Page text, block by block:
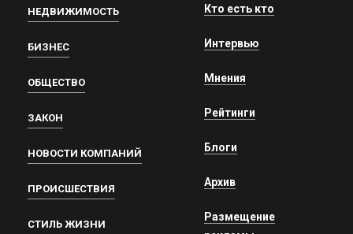
НЕДВИЖИМОСТЬ
БИЗНЕС
ОБЩЕСТВО
ЗАКОН
НОВОСТИ КОМПАНИЙ
ПРОИСШЕСТВИЯ
СТИЛЬ ЖИЗНИ
Кто есть кто
Интервью
Мнения
Рейтинги
Блоги
Архив
Размещение